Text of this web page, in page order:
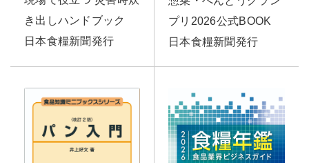
き出しハンドブック
日本食糧新聞発行
プリ2026公式BOOK
日本食糧新聞発行